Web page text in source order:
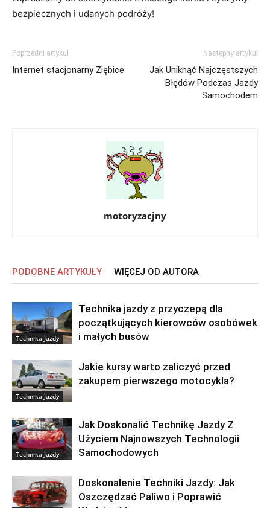
bezpiecznych i udanych podróży!
Poprzedni artykuł
Internet stacjonarny Ziębice
Następny artykuł
Jak Uniknąć Najczęstszych
Błędów Podczas Jazdy
Samochodem
motoryzacjny
PODOBNE ARTYKUŁY WIĘCEJ OD AUTORA
Technika Jazdy
Technika jazdy z przyczepą dla
początkujących kierowców osobówek
i małych busów
Technika Jazdy
Jakie kursy warto zaliczyć przed
zakupem pierwszego motocykla?
Technika Jazdy
Jak Doskonalić Technikę Jazdy Z
Użyciem Najnowszych Technologii
Samochodowych
Doskonalenie Techniki Jazdy: Jak
Oszczędzać Paliwo i Poprawić